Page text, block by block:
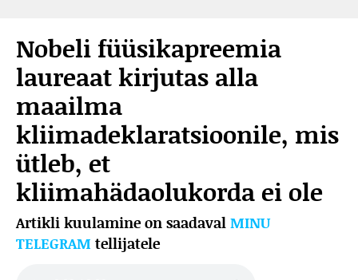
Nobeli füüsikapreemia
laureaat kirjutas alla
maailma
kliimadeklaratsioonile, mis
ütleb, et
kliimahädaolukorda ei ole
Artikli kuulamine on saadaval MINU
TELEGRAM tellijatele